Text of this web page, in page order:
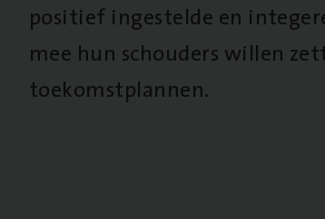
positief ingestelde en
mee hun schouders willen
toekomstplannen.